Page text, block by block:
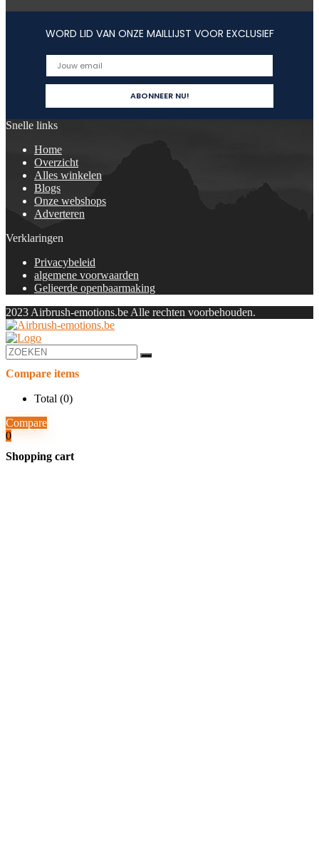
WORD LID VAN ONZE MAILLIJST VOOR EXCLUSIEF
Snelle links
Home
Overzicht
Alles winkelen
Blogs
Onze webshops
Adverteren
Verklaringen
Privacybeleid
algemene voorwaarden
Gelieerde openbaarmaking
2023 Airbrush-emotions.be Alle rechten voorbehouden.
Compare items
Total (0)
Compare
0
Shopping cart